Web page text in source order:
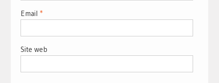
Email *
Site web